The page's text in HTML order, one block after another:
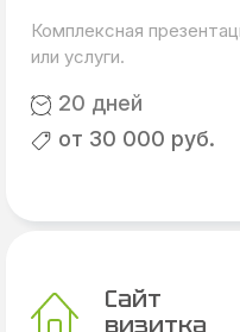
Комплексная
или услуги.
20 дней
от 30 000 руб.
Сайт
визитка